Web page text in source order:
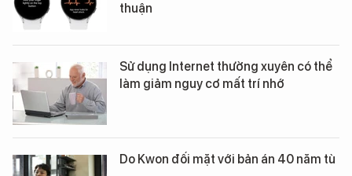
thuận
Sử dụng Internet thường xuyên có thể
làm giảm nguy cơ mất trí nhớ
Do Kwon đối mặt với bản án 40 năm tù